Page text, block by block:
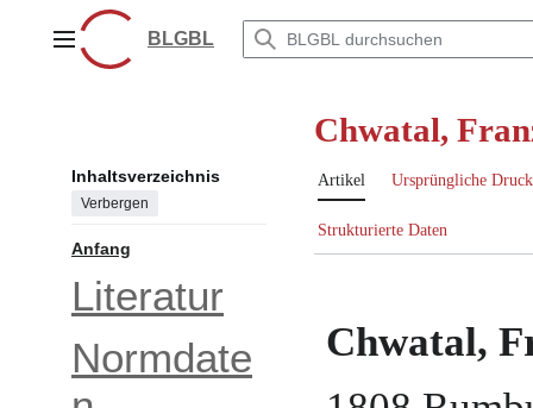
springenHauptmenüBLGBL
Inhaltsverzeichnis
Verbergen
Anfang
Literatur
Normdate
Chwatal,
Artikel Ursprüngliche
Strukturierte Daten
Chwatal,